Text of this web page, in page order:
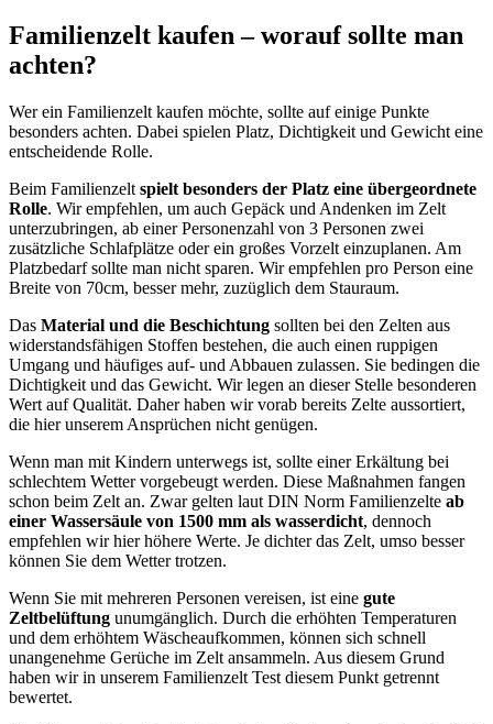
Familienzelt kaufen – worauf sollte man
achten?
Wer ein Familienzelt kaufen möchte, sollte auf einige Punkte
besonders achten. Dabei spielen Platz, Dichtigkeit und Gewicht eine
entscheidende Rolle.
Beim Familienzelt spielt besonders der Platz eine übergeordnete
Rolle. Wir empfehlen, um auch Gepäck und Andenken im Zelt
unterzubringen, ab einer Personenzahl von 3 Personen zwei
zusätzliche Schlafplätze oder ein großes Vorzelt einzuplanen. Am
Platzbedarf sollte man nicht sparen. Wir empfehlen pro Person eine
Breite von 70cm, besser mehr, zuzüglich dem Stauraum.
Das Material und die Beschichtung sollten bei den Zelten aus
widerstandsfähigen Stoffen bestehen, die auch einen ruppigen
Umgang und häufiges auf- und Abbauen zulassen. Sie bedingen die
Dichtigkeit und das Gewicht. Wir legen an dieser Stelle besonderen
Wert auf Qualität. Daher haben wir vorab bereits Zelte aussortiert,
die hier unserem Ansprüchen nicht genügen.
Wenn man mit Kindern unterwegs ist, sollte einer Erkältung bei
schlechtem Wetter vorgebeugt werden. Diese Maßnahmen fangen
schon beim Zelt an. Zwar gelten laut DIN Norm Familienzelte ab
einer Wassersäule von 1500 mm als wasserdicht, dennoch
empfehlen wir hier höhere Werte. Je dichter das Zelt, umso besser
können Sie dem Wetter trotzen.
Wenn Sie mit mehreren Personen vereisen, ist eine gute
Zeltbelüftung unumgänglich. Durch die erhöhten Temperaturen
und dem erhöhtem Wäscheaufkommen, können sich schnell
unangenehme Gerüche im Zelt ansammeln. Aus diesem Grund
haben wir in unserem Familienzelt Test diesem Punkt getrennt
bewertet.